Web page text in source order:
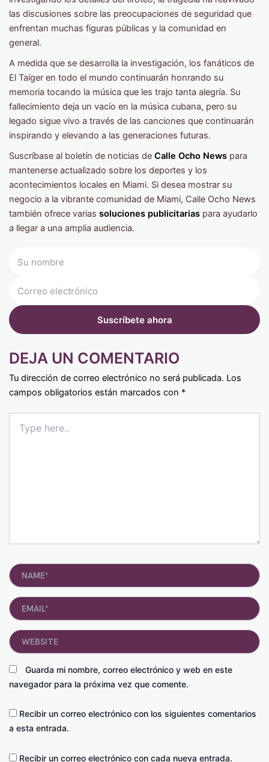
las discusiones sobre las preocupaciones de seguridad que
enfrentan muchas figuras públicas y la comunidad en
general.
A medida que se desarrolla la investigación, los fanáticos de
El Taiger en todo el mundo continuarán honrando su
memoria tocando la música que les trajo tanta alegría. Su
fallecimiento deja un vacío en la música cubana, pero su
legado sigue vivo a través de las canciones que continuarán
inspirando y elevando a las generaciones futuras.
Suscríbase al boletín de noticias de Calle Ocho News para
mantenerse actualizado sobre los deportes y los
acontecimientos locales en Miami. Si desea mostrar su
negocio a la vibrante comunidad de Miami, Calle Ocho News
también ofrece varias soluciones publicitarias para ayudarlo
a llegar a una amplia audiencia.
DEJA UN COMENTARIO
Tu dirección de correo electrónico no será publicada. Los
campos obligatorios están marcados con *
here..
Name*
Email*
Guarda mi nombre, correo electrónico y web en este
navegador para la próxima vez que comente.
Website
Recibir un correo electrónico con los siguientes comentarios
a esta entrada.
Recibir un correo electrónico con cada nueva entrada.